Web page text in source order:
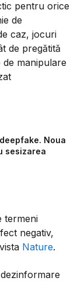
pentru orice
de
caz, jocuri
de pregătită
manipulare
Noua
sesizarea
termeni
negativ,
Nature.